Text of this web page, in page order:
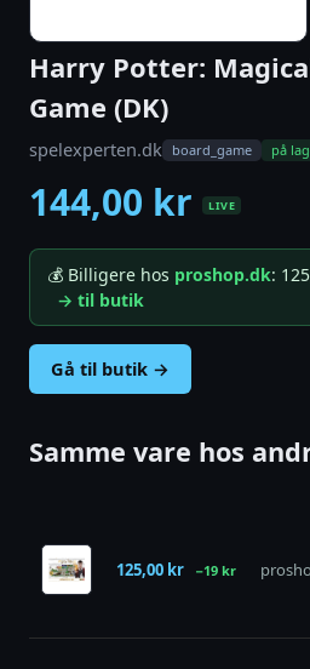
Harry Potter:
Game (DK)
spelexperten.dk board_game på
144,00 kr LIVE
💰 Billigere hos proshop.dk:
→ til butik
Gå til butik →
Samme vare hos
125,00 kr −19 kr